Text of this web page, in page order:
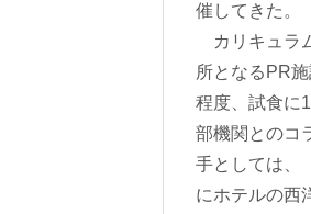
催してきた。
カリキュラ
所となるPR
程度、試食に
部機関とのコ
手としては、
にホテルの西